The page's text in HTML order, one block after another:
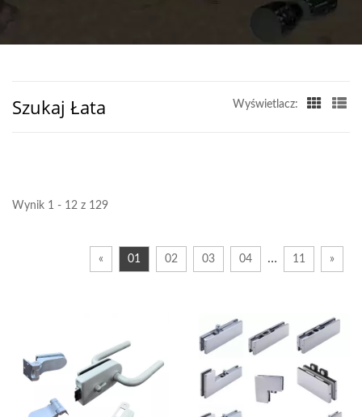
CO.
Szukaj Łata Wyświetlacz:
Wynik 1 - 12 z 129
« 01 02 03 04 … 11 »